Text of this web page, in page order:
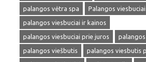
palangos vėtra spa
Palangos viesbuciai
palangos viesbuciai ir kainos
palangos viesbuciai prie juros
palangos viešbutis
palangos viesbutis